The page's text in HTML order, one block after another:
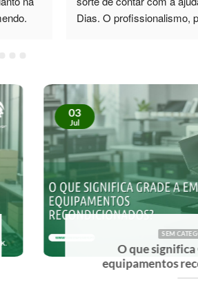
Dias. O profissionalismo,
monitor de excelente
superou as minhas
futuro, sei exatamente a
Recomendo vivamente!
SEM CATEGORIA
Grade A em
recondicionados?